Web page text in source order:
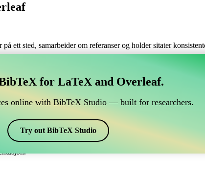
ett sted, samarbeider om referanser og holder sitater
referanse, som kobles til Overleaf?
referanse, som kobles til Overleaf?”
og bibliografi i Overleaf, kan CiteDrive være perfekt!
achemso. Så hvis du ser etter en enkel måte å håndtere din
for LaTeX and Overleaf.
online with BibTeX Studio — built for researchers.
Try out BibTeX Studio